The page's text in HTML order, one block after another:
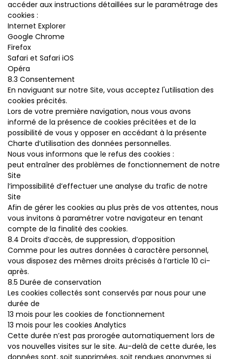
accéder aux instructions détaillées sur le paramétrage des
cookies :
Internet Explorer
Google Chrome
Firefox
Safari et Safari iOS
Opéra
8.3 Consentement
En naviguant sur notre Site, vous acceptez l'utilisation des
cookies précités.
Lors de votre première navigation, nous vous avons
informé de la présence de cookies précitées et de la
possibilité de vous y opposer en accédant à la présente
Charte d’utilisation des données personnelles.
Nous vous informons que le refus des cookies :
peut entraîner des problèmes de fonctionnement de notre
Site
l’impossibilité d’effectuer une analyse du trafic de notre
Site
Afin de gérer les cookies au plus près de vos attentes, nous
vous invitons à paramétrer votre navigateur en tenant
compte de la finalité des cookies.
8.4 Droits d’accès, de suppression, d’opposition
Comme pour les autres données à caractère personnel,
vous disposez des mêmes droits précisés à l’article 10 ci-
après.
8.5 Durée de conservation
Les cookies collectés sont conservés par nous pour une
durée de
13 mois pour les cookies de fonctionnement
13 mois pour les cookies Analytics
Cette durée n’est pas prorogée automatiquement lors de
vos nouvelles visites sur le site. Au-delà de cette durée, les
données sont, soit supprimées, soit rendues anonymes si